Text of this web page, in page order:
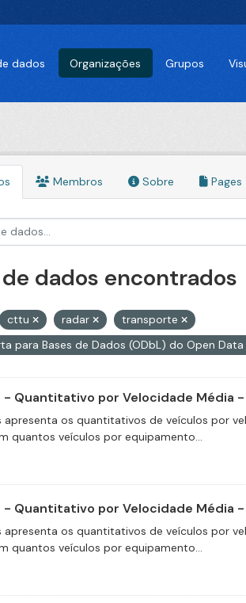
dados Organizações Grupos
Membros Sobre Pages
dados encontrados
cttu radar
transporte
para Bases de Dados (ODbL) do Open
- Quantitativo por Velocidade Média -
os quantitativos de veículos por
quantos veículos por equipamento...
- Quantitativo por Velocidade Média
os quantitativos de veículos por
quantos veículos por equipamento...